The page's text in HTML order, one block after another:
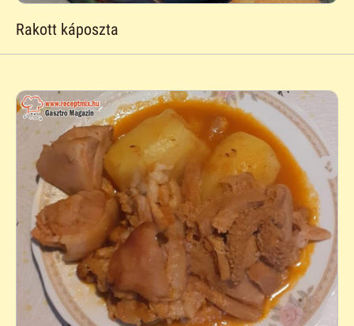
Rakott káposzta